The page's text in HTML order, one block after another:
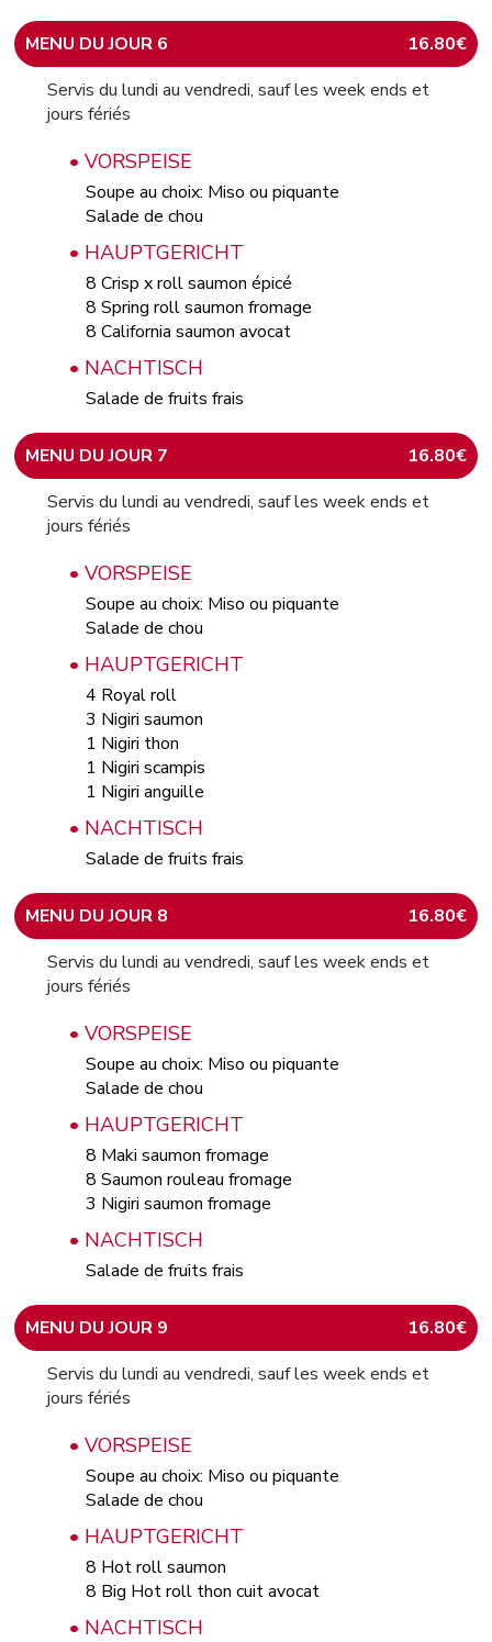
MENU DU JOUR 6
16.80€
Servis du lundi au vendredi, sauf les week ends et
jours fériés
• VORSPEISE
Soupe au choix: Miso ou piquante
Salade de chou
• HAUPTGERICHT
8 Crisp x roll saumon épicé
8 Spring roll saumon fromage
8 California saumon avocat
• NACHTISCH
Salade de fruits frais
MENU DU JOUR 7
16.80€
Servis du lundi au vendredi, sauf les week ends et
jours fériés
• VORSPEISE
Soupe au choix: Miso ou piquante
Salade de chou
• HAUPTGERICHT
4 Royal roll
3 Nigiri saumon
1 Nigiri thon
1 Nigiri scampis
1 Nigiri anguille
• NACHTISCH
Salade de fruits frais
MENU DU JOUR 8
16.80€
Servis du lundi au vendredi, sauf les week ends et
jours fériés
• VORSPEISE
Soupe au choix: Miso ou piquante
Salade de chou
• HAUPTGERICHT
8 Maki saumon fromage
8 Saumon rouleau fromage
3 Nigiri saumon fromage
• NACHTISCH
Salade de fruits frais
MENU DU JOUR 9
16.80€
Servis du lundi au vendredi, sauf les week ends et
jours fériés
• VORSPEISE
Soupe au choix: Miso ou piquante
Salade de chou
• HAUPTGERICHT
8 Hot roll saumon
8 Big Hot roll thon cuit avocat
• NACHTISCH